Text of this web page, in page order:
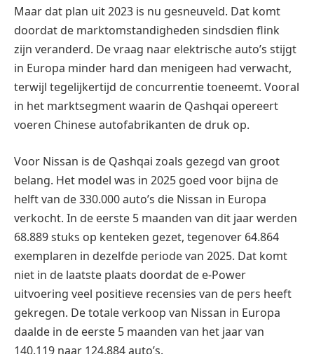
Maar dat plan uit 2023 is nu gesneuveld. Dat komt
doordat de marktomstandigheden sindsdien flink
zijn veranderd. De vraag naar elektrische auto’s stijgt
in Europa minder hard dan menigeen had verwacht,
terwijl tegelijkertijd de concurrentie toeneemt. Vooral
in het marktsegment waarin de Qashqai opereert
voeren Chinese autofabrikanten de druk op.
Voor Nissan is de Qashqai zoals gezegd van groot
belang. Het model was in 2025 goed voor bijna de
helft van de 330.000 auto’s die Nissan in Europa
verkocht. In de eerste 5 maanden van dit jaar werden
68.889 stuks op kenteken gezet, tegenover 64.864
exemplaren in dezelfde periode van 2025. Dat komt
niet in de laatste plaats doordat de e-Power
uitvoering veel positieve recensies van de pers heeft
gekregen. De totale verkoop van Nissan in Europa
daalde in de eerste 5 maanden van het jaar van
140.119 naar 124.884 auto’s.